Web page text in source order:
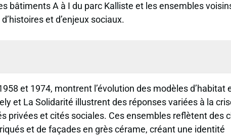
bâtiments A à I du parc Kalliste et les ensembles
et d’enjeux sociaux.
et 1974, montrent l’évolution des modèles d’habitat
et La Solidarité illustrent des réponses variées à la
privées et cités sociales. Ces ensembles reflètent des
et de façades en grès cérame, créant une identité